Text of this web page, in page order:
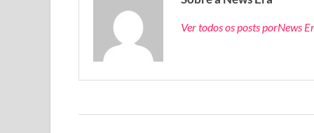
Ver todos os posts porNews